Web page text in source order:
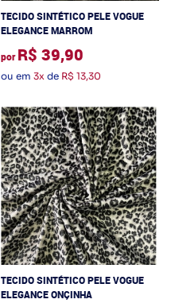
TECIDO SINTÉTICO PELE VOGUE
ELEGANCE MARROM
por R$ 39,90
ou em 3x de R$ 13,30
TECIDO SINTÉTICO PELE VOGUE
ELEGANCE ONÇINHA